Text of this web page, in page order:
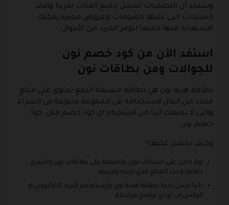
وستجد أن التصفيات تشمل جميع الفئات تقريبا والاف
المنتجات التى عليها خصومات وعروض مميزة يمكنك
الاستفادة منها جميعا لتوفر المزيد من الأموال .
استفد الأن من كود خصم نون
للجوالات ومن بطاقات نون
بطاقة هدية نون هي بطاقة مسبقة الدفع تحتوي على مبلغ
محدد من المال لاستخدامه فى مجموعه متنوعه فى الشراء
والتى لا تمنعك ابدا من استخدام اي كود خصم مثل كود
خصم نون .
وكيف نحصل عليها؟
اولا ادخل على حسابك بنون واضغط على بطاقات نون واشترى
بطاقة وحدد المبلغ الذي تريده وارسله
ثانيا ارسل رابط بطاقة هدية نون وإرساله عبر البريد الالكتروني او
الواتس اب او اي برنامج مراسلة.